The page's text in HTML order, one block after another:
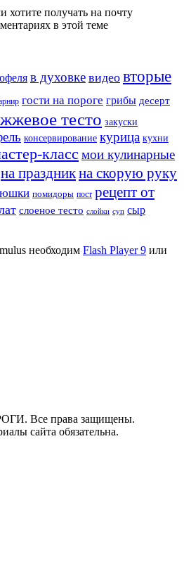
хотите получать на почту
в этой теме
в духовке видео вторые
гости на пороге грибы десерт
тесто закуски
консервирование курица кухни
класс мои кулинарные
на праздникна скорую руку
помидоры пост рецепт от
слоеное тесто слойки суп сыр
необходим Flash Player 9 или
Все права защищены.
сайта обязательна.